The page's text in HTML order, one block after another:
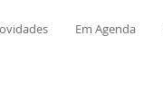
Em Agenda